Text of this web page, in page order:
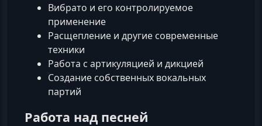
Вибрато и его контролируемое
применение
Расщепление и другие современные
техники
Работа с артикуляцией и дикцией
Создание собственных вокальных
партий
Работа над песней